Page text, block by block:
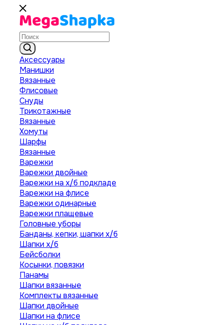
Аксессуары
Манишки
Вязанные
Флисовые
Снуды
Трикотажные
Вязанные
Хомуты
Шарфы
Вязанные
Варежки
Варежки двойные
Варежки на х/б подкладе
Варежки на флисе
Варежки одинарные
Варежки плащевые
Головные уборы
Банданы, кепки, шапки х/б
Шапки х/б
Бейсболки
Косынки, повязки
Панамы
Шапки вязанные
Комплекты вязанные
Шапки двойные
Шапки на флисе